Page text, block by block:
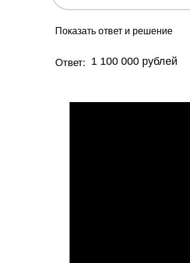
Показать ответ и решение
Ответ: 1 100 000 рублей